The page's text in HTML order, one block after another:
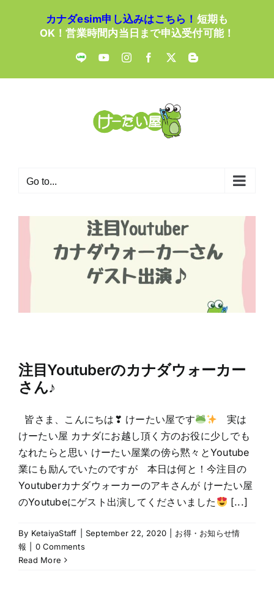
カナダesim申し込みはこちら！ 短期も
OK！営業時間内当日まで申込受付可能！
LINE YouTubeInstagramFacebook
X Blogger
Go to...
注目Youtuberのカナダウォーカー
さん♪
皆さま、こんにちは❣ けーたい屋です
実は
けーたい屋 カナダにお越し頂く方のお役に少しでも
なれたらと思い けーたい屋業の傍ら黙々とYoutube
業にも励んでいたのですが 本日は何と！今注目の
Youtuberカナダウォーカーのアキさんが けーたい屋
のYoutubeにゲスト出演してくださいました
[...]
By KetaiyaStaff September 22, 2020
お得・お知らせ情
報
0 Comments
Read More